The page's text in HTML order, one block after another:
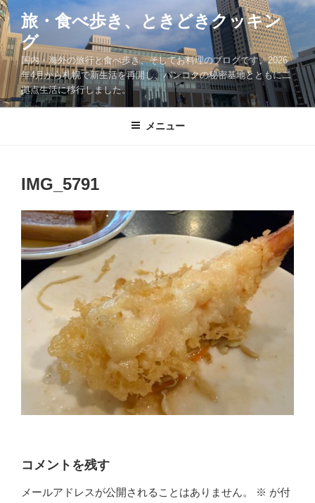
コ
ン
テ
ン
ツ
へ
ス
旅・食べ歩き、ときどきクッキン
グ
国内・海外の旅行と食べ歩き、そしてお料理のブログです。2026
年4月から札幌で新生活を再開し、バンコクの秘密基地とともに二
拠点生活に移行しました。
メニュー
IMG_5791
コメントを残す
メールアドレスが公開されることはありません。 ※ が付